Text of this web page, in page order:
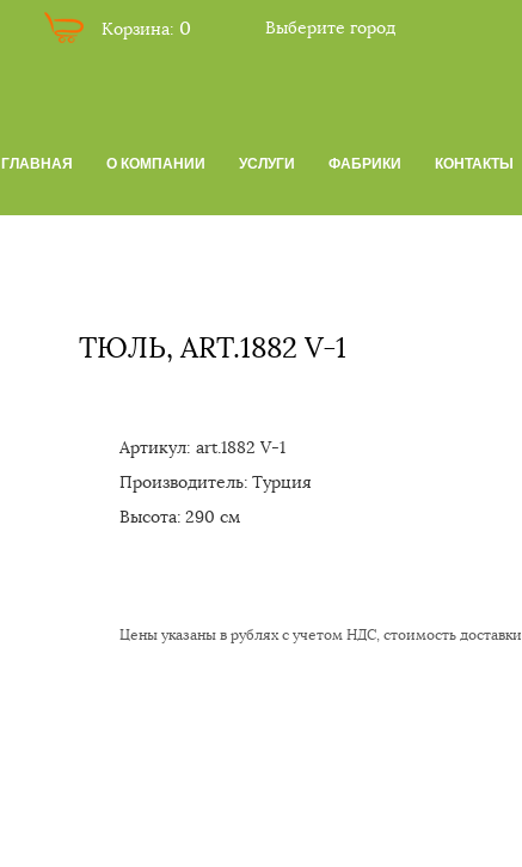
Корзина: 0 Выберите город
ГЛАВНАЯ О КОМПАНИИ УСЛУГИ ФАБРИКИ КОНТАКТЫ
ТЮЛЬ, ART.1882 V-1
Артикул: art.1882 V-1
Производитель: Турция
Высота: 290 см
Цены указаны в рублях с учетом НДС, стоимость